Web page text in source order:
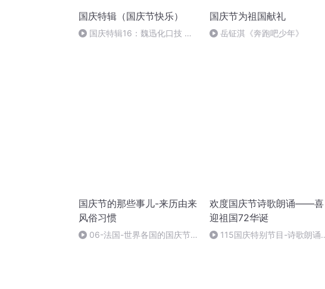
国庆特辑（国庆节快乐）
国庆特辑16：魏迅化口技 二
国庆节为祖国献礼
岳钲淇《奔跑吧少年》
国庆节的那些事儿-来历由来
风俗习惯
06-法国-世界各国的国庆节-
欢度国庆节诗歌朗诵——喜
迎祖国72华诞
115国庆特别节目-诗歌朗诵-